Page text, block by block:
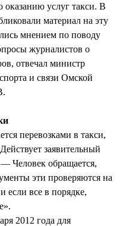
оказанию услуг такси. В
материал на эту
мнением по поводу
журналистов о
отвечал министр
и связи Омской
перевозками в такси,
заявительный
Человек обращается,
эти проверяются на
если все в порядке,
2012 года для